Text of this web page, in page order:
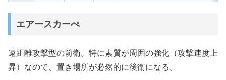
エアースカーぺ
遠距離攻撃型の前衛。特に素質が周囲の強化（攻撃速度上
昇）なので、置き場所が必然的に後衛になる。